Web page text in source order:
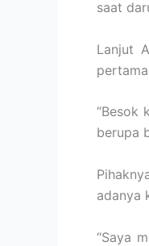
saat
Lanjut
“Besok
berupa
adanya
“Saya